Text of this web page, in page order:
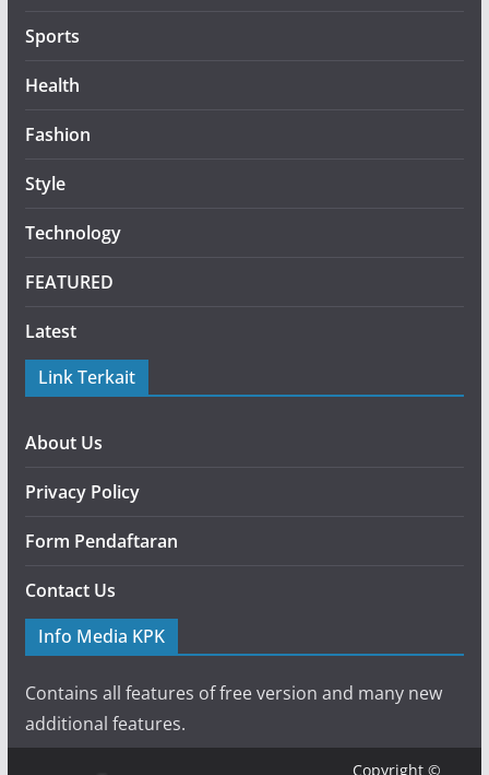
Sports
Health
Fashion
Style
Technology
FEATURED
Latest
Link Terkait
About Us
Privacy Policy
Form Pendaftaran
Contact Us
Info Media KPK
Contains all features of free version and many new
additional features.
Copyright ©